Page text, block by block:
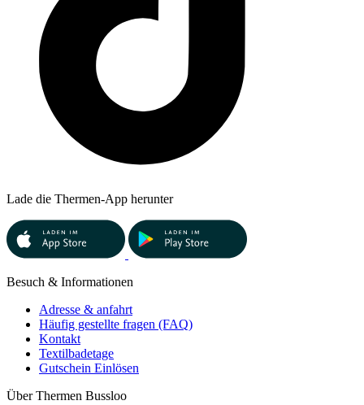
Lade die Thermen-App herunter
Besuch & Informationen
Adresse & anfahrt
Häufig gestellte fragen (FAQ)
Kontakt
Textilbadetage
Gutschein Einlösen
Über Thermen Bussloo